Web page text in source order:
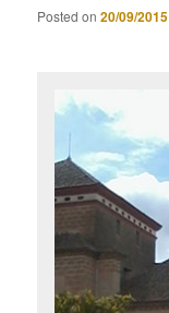
Posted on20/09/2015